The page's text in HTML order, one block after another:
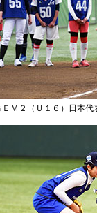
ＥＭ２（Ｕ１６）日本